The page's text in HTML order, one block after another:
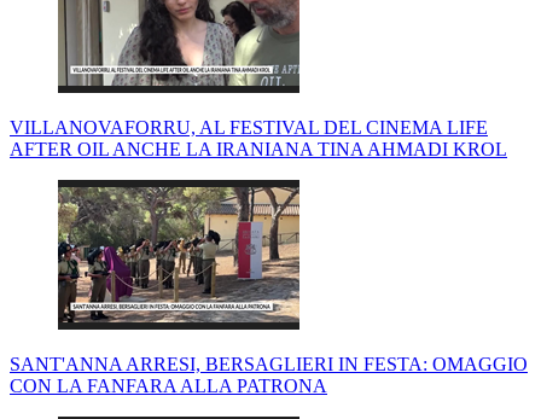
VILLANOVAFORRU, AL FESTIVAL DEL CINEMA LIFE
AFTER OIL ANCHE LA IRANIANA TINA AHMADI KROL
SANT'ANNA ARRESI, BERSAGLIERI IN FESTA: OMAGGIO
CON LA FANFARA ALLA PATRONA